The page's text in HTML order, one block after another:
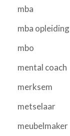
mba
mba opleiding
mbo
mental coach
merksem
metselaar
meubelmaker